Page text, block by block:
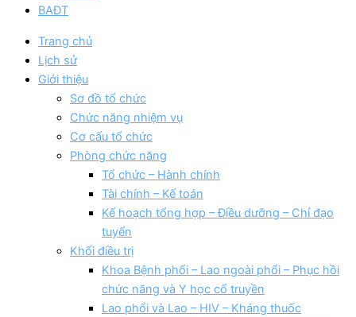
BAĐT
Trang chủ
Lịch sử
Giới thiệu
Sơ đồ tổ chức
Chức năng nhiệm vụ
Cơ cấu tổ chức
Phòng chức năng
Tổ chức – Hành chính
Tài chính – Kế toán
Kế hoạch tổng hợp – Điều dưỡng – Chỉ đạo
tuyển
Khối điều trị
Khoa Bệnh phổi – Lao ngoài phổi – Phục hồi
chức năng và Y học cổ truyền
Lao phổi và Lao – HIV – Kháng thuốc